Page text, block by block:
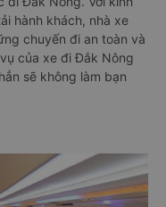
hành khách, nhà xe
chuyến đi an toàn và
của xe đi Đắk Nông
sẽ không làm bạn